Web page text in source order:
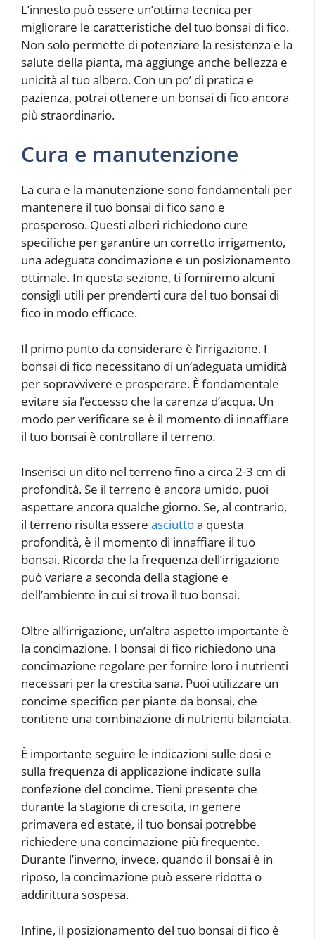
L’innesto può essere un’ottima tecnica per
migliorare le caratteristiche del tuo bonsai di fico.
Non solo permette di potenziare la resistenza e la
salute della pianta, ma aggiunge anche bellezza e
unicità al tuo albero. Con un po’ di pratica e
pazienza, potrai ottenere un bonsai di fico ancora
più straordinario.
Cura e manutenzione
La cura e la manutenzione sono fondamentali per
mantenere il tuo bonsai di fico sano e
prosperoso. Questi alberi richiedono cure
specifiche per garantire un corretto irrigamento,
una adeguata concimazione e un posizionamento
ottimale. In questa sezione, ti forniremo alcuni
consigli utili per prenderti cura del tuo bonsai di
fico in modo efficace.
Il primo punto da considerare è l’irrigazione. I
bonsai di fico necessitano di un’adeguata umidità
per sopravvivere e prosperare. È fondamentale
evitare sia l’eccesso che la carenza d’acqua. Un
modo per verificare se è il momento di innaffiare
il tuo bonsai è controllare il terreno.
Inserisci un dito nel terreno fino a circa 2-3 cm di
profondità. Se il terreno è ancora umido, puoi
aspettare ancora qualche giorno. Se, al contrario,
il terreno risulta essere asciuttoa questa
profondità, è il momento di innaffiare il tuo
bonsai. Ricorda che la frequenza dell’irrigazione
può variare a seconda della stagione e
dell’ambiente in cui si trova il tuo bonsai.
Oltre all’irrigazione, un’altra aspetto importante è
la concimazione. I bonsai di fico richiedono una
concimazione regolare per fornire loro i nutrienti
necessari per la crescita sana. Puoi utilizzare un
concime specifico per piante da bonsai, che
contiene una combinazione di nutrienti bilanciata.
È importante seguire le indicazioni sulle dosi e
sulla frequenza di applicazione indicate sulla
confezione del concime. Tieni presente che
durante la stagione di crescita, in genere
primavera ed estate, il tuo bonsai potrebbe
richiedere una concimazione più frequente.
Durante l’inverno, invece, quando il bonsai è in
riposo, la concimazione può essere ridotta o
addirittura sospesa.
Infine, il posizionamento del tuo bonsai di fico è